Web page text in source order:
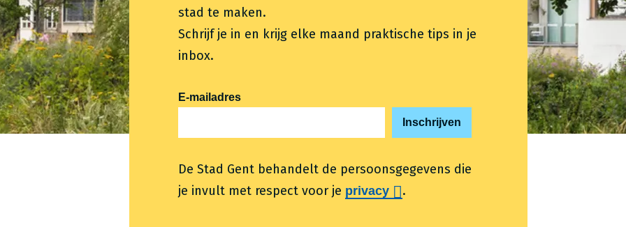
stad te maken.
Schrijf je in en krijg elke maand praktische tips in je
inbox.
E-mailadres
De Stad Gent behandelt de persoonsgegevens die
je invult met respect voor je privacy .